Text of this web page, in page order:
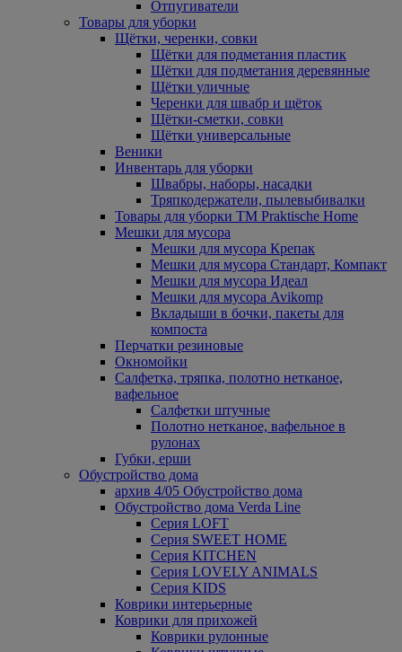
Отпугиватели
Товары для уборки
Щётки, черенки, совки
Щётки для подметания пластик
Щётки для подметания деревянные
Щётки уличные
Черенки для швабр и щёток
Щётки-сметки, совки
Щётки универсальные
Веники
Инвентарь для уборки
Швабры, наборы, насадки
Тряпкодержатели, пылевыбивалки
Товары для уборки ТМ Praktische Home
Мешки для мусора
Мешки для мусора Крепак
Мешки для мусора Стандарт, Компакт
Мешки для мусора Идеал
Мешки для мусора Avikomp
Вкладыши в бочки, пакеты для
компоста
Перчатки резиновые
Окномойки
Салфетка, тряпка, полотно нетканое,
вафельное
Салфетки штучные
Полотно нетканое, вафельное в
рулонах
Губки, ерши
Обустройство дома
архив 4/05 Обустройство дома
Обустройство дома Verda Line
Серия LOFT
Серия SWEET HOME
Серия KITCHEN
Серия LOVELY ANIMALS
Серия KIDS
Коврики интерьерные
Коврики для прихожей
Коврики рулонные